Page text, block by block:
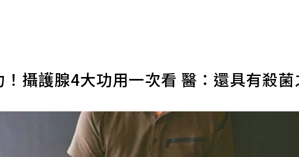
攝護腺4大功用一次看 醫：還具有殺